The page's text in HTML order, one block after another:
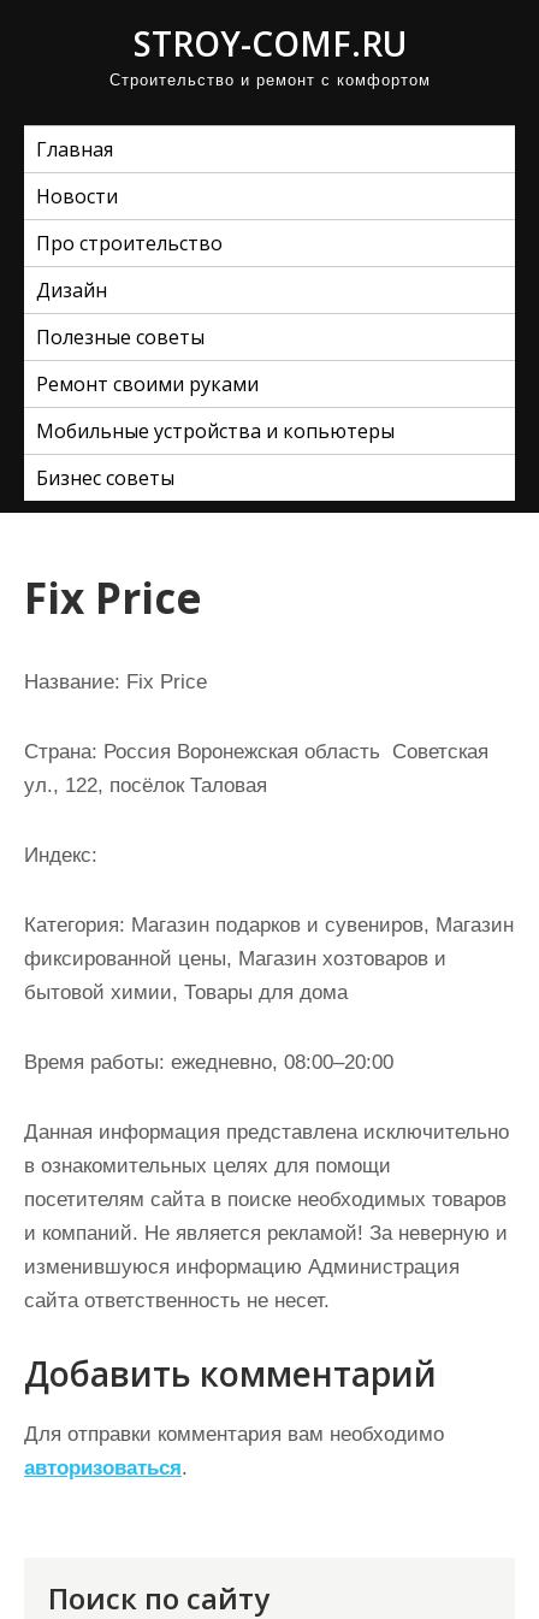
STROY-COMF.RU
Строительство и ремонт с комфортом
Главная
Новости
Про строительство
Дизайн
Полезные советы
Ремонт своими руками
Мобильные устройства и копьютеры
Бизнес советы
Fix Price
Название: Fix Price
Страна: Россия Воронежская область Советская
ул., 122, посёлок Таловая
Индекс:
Категория: Магазин подарков и сувениров, Магазин
фиксированной цены, Магазин хозтоваров и
бытовой химии, Товары для дома
Время работы: ежедневно, 08:00–20:00
Данная информация представлена исключительно
в ознакомительных целях для помощи
посетителям сайта в поиске необходимых товаров
и компаний. Не является рекламой! За неверную и
изменившуюся информацию Администрация
сайта ответственность не несет.
Добавить комментарий
Для отправки комментария вам необходимо
авторизоваться.
Поиск по сайту